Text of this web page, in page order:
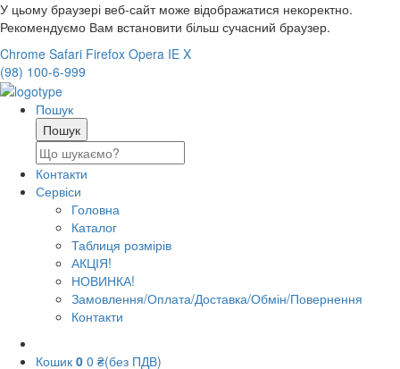
У цьому браузері веб-сайт може відображатися некоректно.
Рекомендуємо Вам встановити більш сучасний браузер.
Chrome Safari Firefox Opera IE X
(98) 100-6-999
Пошук
Контакти
Сервіси
Головна
Каталог
Таблиця розмірів
АКЦІЯ!
НОВИНКА!
Замовлення/Оплата/Доставка/Обмін/Повернення
Контакти
Кошик 0 0 ₴(без ПДВ)